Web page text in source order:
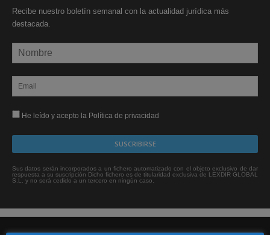
Recibe nuestro boletín semanal con la actualidad jurídica más
destacada.
He leído y acepto la Política de privacidad
Sus datos serán incorporados a un fichero automatizado con el objeto exclusivo de dar
respuesta a su suscripción Dicho fichero es de titularidad exclusiva de LEXDIR GLOBAL
S.L. y no será cedido a un tercero en ningún caso.